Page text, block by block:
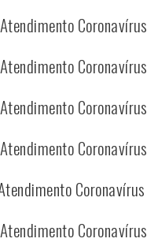
Coronavírus
Coronavírus
Coronavírus
Coronavírus
Coronavírus
Coronavírus